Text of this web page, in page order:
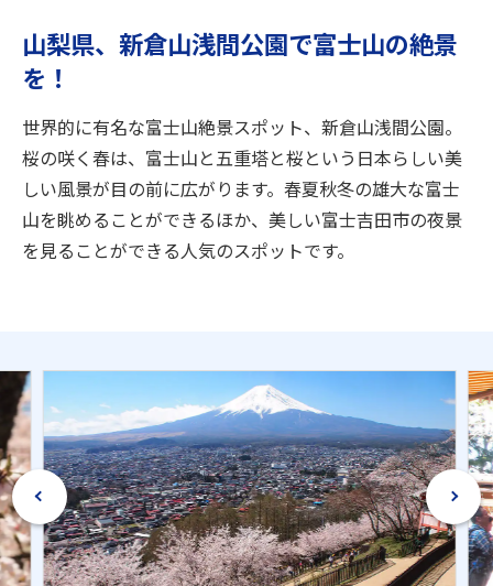
閉じる
山梨県、新倉山浅間公園で富士山の絶景
を！
世界的に有名な富士山絶景スポット、新倉山浅間公園。
桜の咲く春は、富士山と五重塔と桜という日本らしい美
しい風景が目の前に広がります。春夏秋冬の雄大な富士
山を眺めることができるほか、美しい富士吉田市の夜景
を見ることができる人気のスポットです。